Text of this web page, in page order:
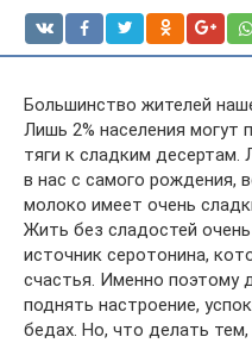
Большинство жителей
Лишь 2% населения могут
тяги к сладким
в нас с самого рождения,
молоко имеет очень
Жить без сладостей
источник серотонина,
счастья. Именно поэтому
поднять настроение,
бедах. Но, что делать